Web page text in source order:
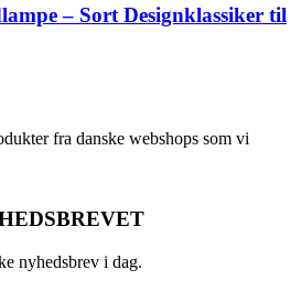
– Sort Designklassiker til
fra danske webshops som vi
nyhedsbrev i dag.